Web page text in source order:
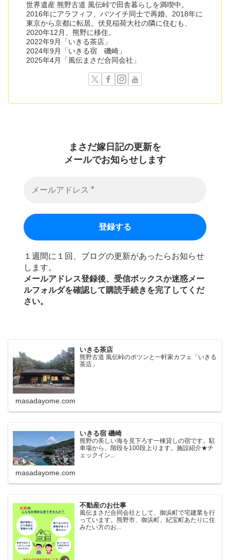
世界遺産 熊野古道 風伝峠で田舎暮らしを満喫中。
2016年にアラフィフ、バツイチ同士で再婚。2018年に
東京から京都に転居。伏見稲荷大社の隣に住むも、
2020年12月、熊野に移住。
2022年9月「いきる茶店」
2024年9月「いきる宿 磯崎」
2025年4月「風伝まさだ合同会社」
まさだ嫁日記の更新を
メールでお知らせします
１週間に１回、ブログの更新があったらお知らせ
します。
メールアドレス登録後、受信ボックスか迷惑メー
ルフォルダを確認して購読手続きを完了してくだ
さい。
いきる茶店
熊野古道 風伝峠のポツンと一軒家カフェ「いきる
茶店」
masadayome.com
いきる宿 磯崎
熊野の美しい海を見下ろす一棟貸しの宿です。駐
車場から、階段を100段上ります。施設紹介★チ
ェックイン...
masadayome.com
不動産のお仕事
風伝まさだ合同会社として、御浜町で宅建業を行
っています。熊野市、御浜町、紀宝町あたりに住
みたい方のお...